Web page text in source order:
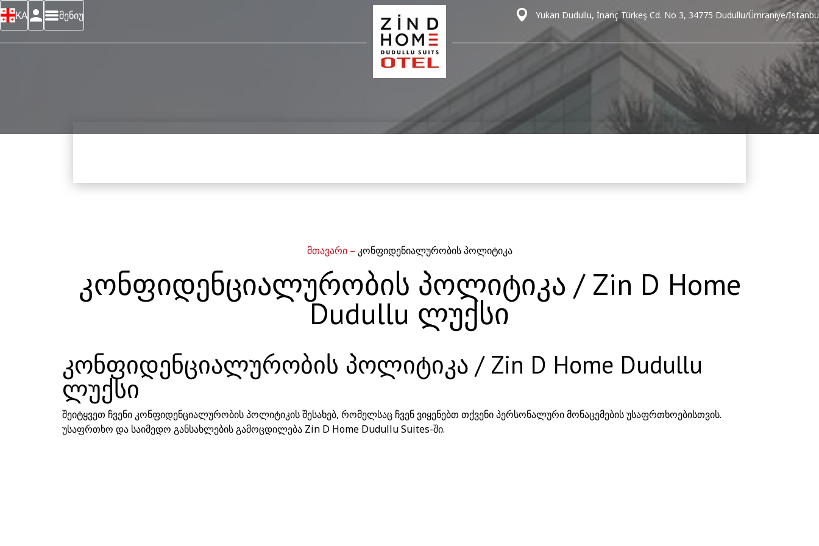
KA მენიუ Yukarı Dudullu, İnanç Türkeş Cd. No 3, 34775 Dudullu/Ümraniye/İstanbu
მთავარი – კონფიდენიალურობის პოლიტიკა
კონფიდენციალურობის პოლიტიკა / Zin D Home
Dudullu ლუქსი
კონფიდენციალურობის პოლიტიკა / Zin D Home Dudullu
ლუქსი
შეიტყვეთ ჩვენი კონფიდენციალურობის პოლიტიკის შესახებ, რომელსაც ჩვენ ვიყენებთ თქვენი პერსონალური მონაცემების უსაფრთხოებისთვის.
უსაფრთხო და საიმედო განსახლების გამოცდილება Zin D Home Dudullu Suites-ში.